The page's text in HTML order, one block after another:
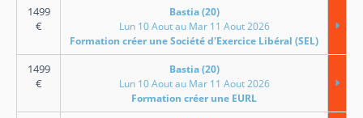
1499
€
Bastia (20)
Lun 10 Aout au Mar 11 Aout 2026
Formation créer une Société d'Exercice Libéral (SEL)
1499
€
Bastia (20)
Lun 10 Aout au Mar 11 Aout 2026
Formation créer une EURL